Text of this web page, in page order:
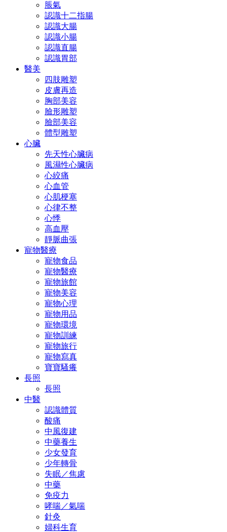
脹氣
認識十二指腸
認識大腸
認識小腸
認識直腸
認識胃部
醫美
四肢雕塑
皮膚再造
胸部美容
臉形雕塑
臉部美容
體型雕塑
心臟
先天性心臟病
風濕性心臟病
心絞痛
心血管
心肌梗塞
心律不整
心悸
高血壓
靜脈曲張
寵物醫療
寵物食品
寵物醫療
寵物旅館
寵物美容
寵物心理
寵物用品
寵物環境
寵物訓練
寵物旅行
寵物寫真
寶寶騷癢
長照
長照
中醫
認識體質
酸痛
中風復建
中藥養生
少女發育
少年轉骨
失眠／焦慮
中藥
免疫力
哮喘／氣喘
針灸
婦科生育